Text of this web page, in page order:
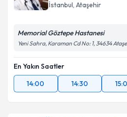
İstanbul, Ataşehir
Memorial Göztepe Hastanesi
Yeni Sahra, Karaman Cd No: 1, 34634
En Yakın Saatler
14:00
14:30